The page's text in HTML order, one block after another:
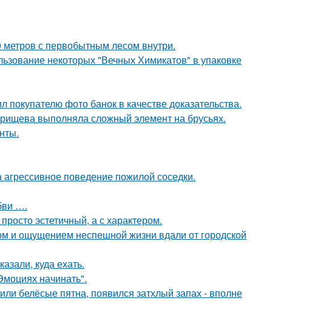
метров с первобытным лесом внутри.
некоторых "Вечных Химикатов" в упаковке
фото банок в качестве доказательства.
выполняла сложный элемент на брусьях.
поведение пожилой соседки.
….
эстетичный, а с характером.
и ощущением неспешной жизни вдали от городской
куда ехать.
начинать".
белёсые пятна, появился затхлый запах - вполне